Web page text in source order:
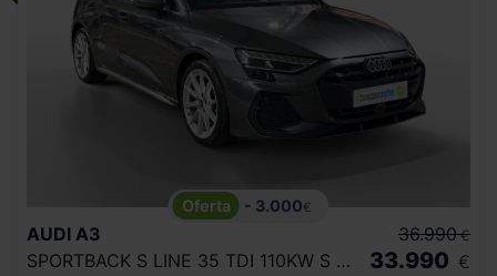
- 3.000€
AUDI A3
SPORTBACK S LINE 35 TDI 110KW S TRONIC
36.990 €
33.990 €